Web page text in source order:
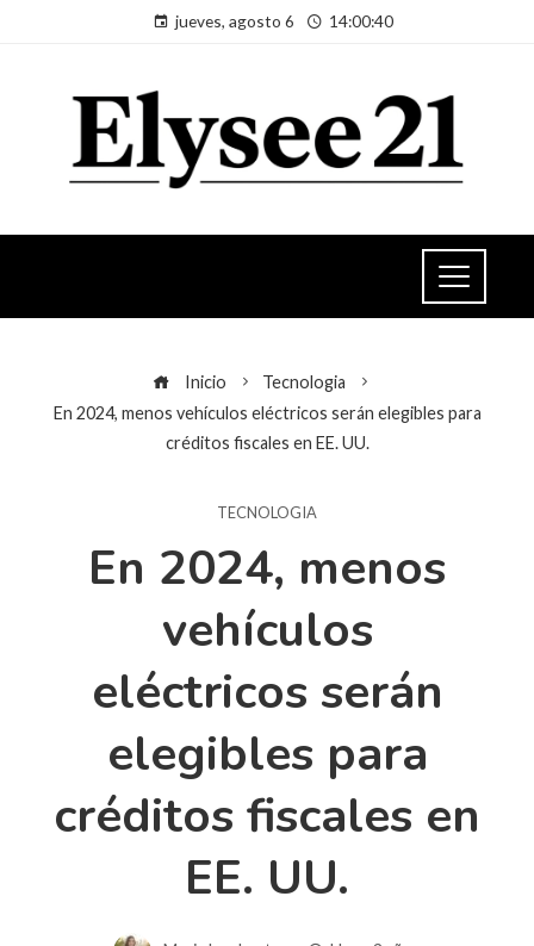
jueves, agosto 6 14:00:41
Inicio
Tecnologia
En 2024, menos vehículos eléctricos serán elegibles para
créditos fiscales en EE. UU.
TECNOLOGIA
En 2024, menos
vehículos
eléctricos serán
elegibles para
créditos fiscales en
EE. UU.